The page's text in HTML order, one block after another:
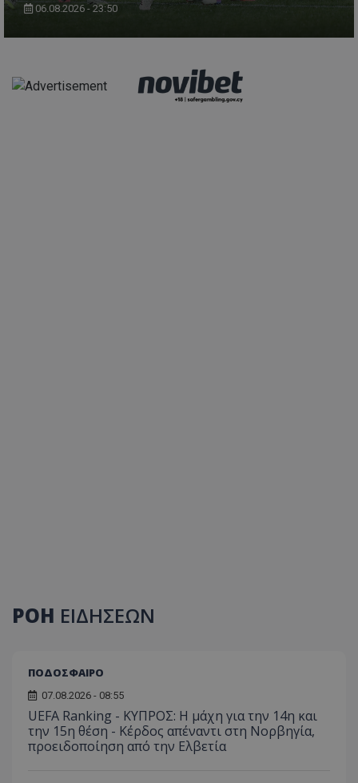
06.08.2026 - 23:50
ΡΟΗ ΕΙΔΗΣΕΩΝ
ΠΟΔΟΣΦΑΙΡΟ
07.08.2026 - 08:55
UEFA Ranking - ΚΥΠΡΟΣ: Η μάχη για την 14η και
την 15η θέση - Κέρδος απέναντι στη Νορβηγία,
προειδοποίηση από την Ελβετία